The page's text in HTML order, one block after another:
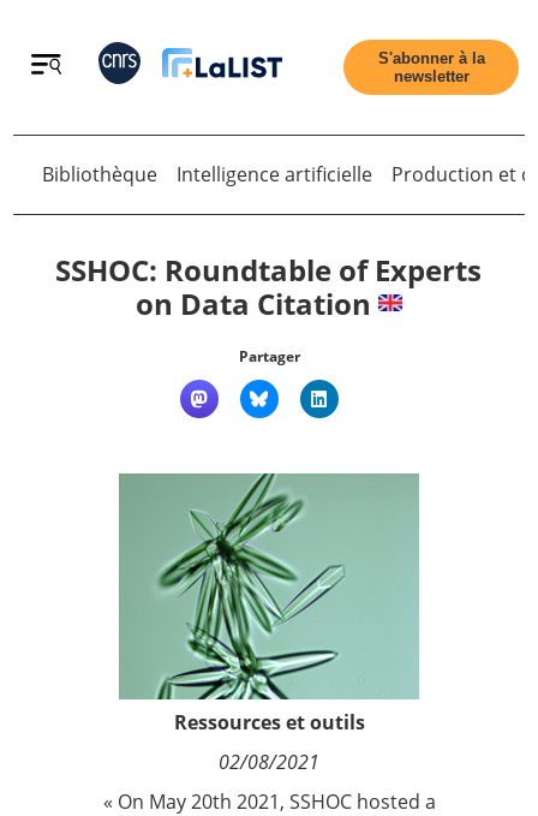
Retour
S'abonner à la
newsletter
Retour
Bibliothèque Intelligence artificielle Production et
SSHOC: Roundtable of Experts
on Data Citation
Partager
Ressources et outils
02/08/2021
« On May 20th 2021, SSHOChosted a